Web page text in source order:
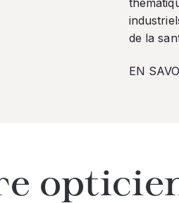
de la
EN